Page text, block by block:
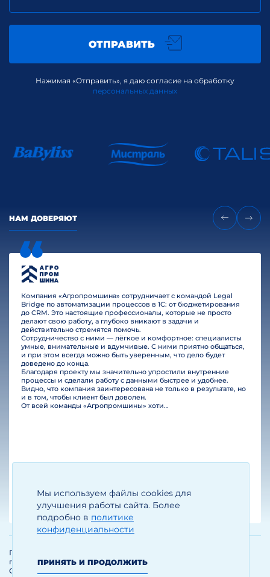
Мы используем файлы cookies для
улучшения работы сайта. Более
подробно в политике
конфиденциальности
ПРИНЯТЬ И ПРОДОЛЖИТЬ
ОТПРАВИТЬ
Нажимая «Отправить», я даю согласие на обработку
персональных данных
НАМ ДОВЕРЯЮТ
Компания «Агропромшина» сотрудничает с командой Legal
Bridge по автоматизации процессов в 1С: от бюджетирования
до CRM. Это настоящие профессионалы, которые не просто
делают свою работу, а глубоко вникают в задачи и
действительно стремятся помочь.
Сотрудничество с ними — лёгкое и комфортное: специалисты
умные, внимательные и вдумчивые. С ними приятно общаться,
и при этом всегда можно быть уверенным, что дело будет
доведено до конца.
Благодаря проекту мы значительно упростили внутренние
процессы и сделали работу с данными быстрее и удобнее.
Видно, что компания заинтересована не только в результате, но
и в том, чтобы клиент был доволен.
От всей команды «Агропромшины» хотим поблагодарить специалистов Legal Bridge за отличную работу и человеческое отношение.…
Егизарян И.А.
Генеральный директор
Политика обработки и защиты
персональных данных
Соглашение об использовании